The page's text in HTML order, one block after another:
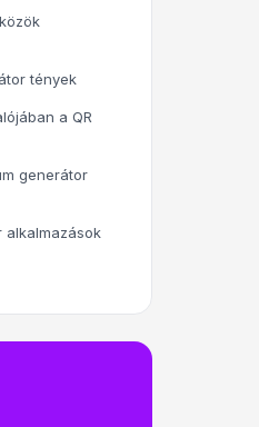
tények
a QR
generátor
alkalmazások